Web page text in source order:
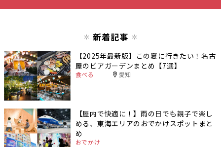
新着記事
【2025年最新版】この夏に行きたい！名古
屋のビアガーデンまとめ【7選】
食べる 愛知
【屋内で快適に！】雨の日でも親子で楽し
める、東海エリアのおでかけスポットまと
め
おでかけ